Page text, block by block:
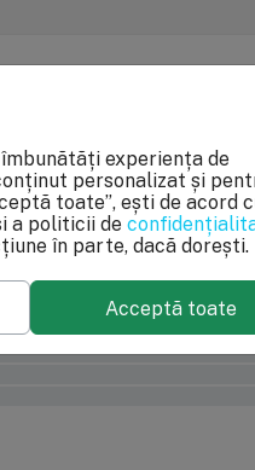
pagină. Rareori acestea
producător fără preaviz sau
de garantie legala de
experiența de
personalizat și
toate”, ești de acord
a politicii de
în parte, dacă dorești.
Acceptă toate